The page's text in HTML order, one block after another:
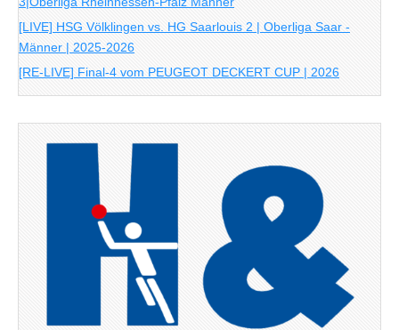
[LIVE] HSG Völklingen vs. HG Saarlouis 2 | Oberliga Saar -
Männer | 2025-2026
[RE-LIVE] Final-4 vom PEUGEOT DECKERT CUP | 2026